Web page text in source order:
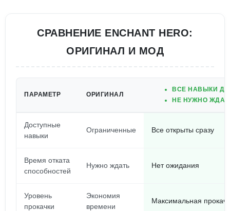
СРАВНЕНИЕ ENCHANT HERO:
ОРИГИНАЛ И МОД
ПАРАМЕТР ОРИГИНАЛ
ВСЕ НАВЫКИ
НЕ НУЖНО
Доступные
навыки
Ограниченные Все открыты сразу
Время отката
способностей
Нужно ждать Нет ожидания
Уровень
прокачки
Экономия
времени
Максимальная